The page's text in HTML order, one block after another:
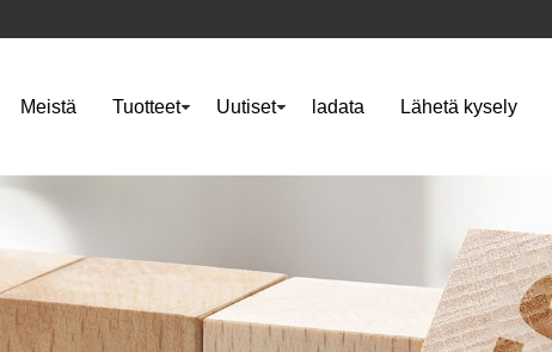
Meistä Tuotteet Uutiset ladata Lähetä kysely